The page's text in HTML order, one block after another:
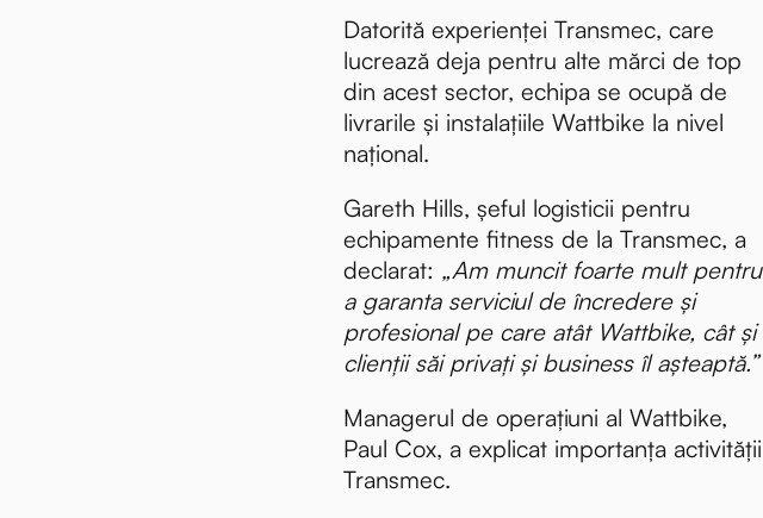
Datorită experienței Transmec, care
lucrează deja pentru alte mărci de top
din acest sector, echipa se ocupă de
livrarile și instalațiile Wattbike la nivel
național.
Gareth Hills, șeful logisticii pentru
echipamente fitness de la Transmec, a
declarat: „Am muncit foarte mult pentru
a garanta serviciul de încredere și
profesional pe care atât Wattbike, cât și
clienții săi privați și business îl așteaptă.”
Managerul de operațiuni al Wattbike,
Paul Cox, a explicat importanța activității
Transmec.